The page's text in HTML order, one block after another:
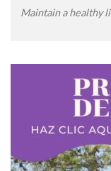
Maintain a healthy